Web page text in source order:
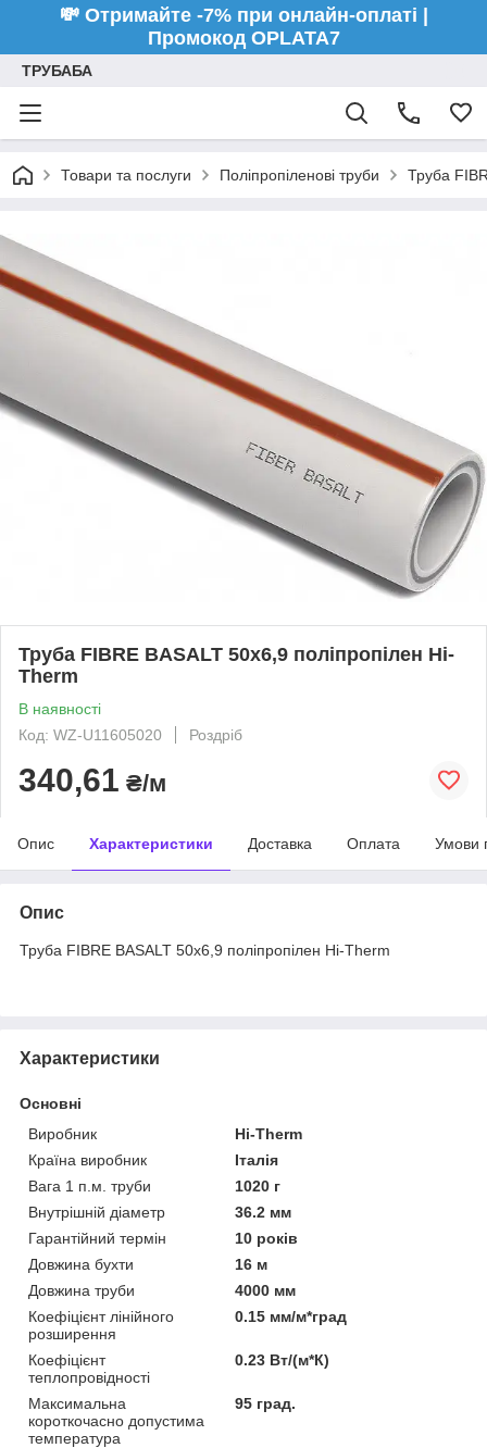
💸 Отримайте -7% при онлайн-оплаті |
Промокод OPLATA7
ТРУБАБА
Товари та послуги Поліпропіленові труби Труба
Труба FIBRE BASALT 50x6,9 поліпропілен Hi-
Therm
В наявності
Код: WZ-U11605020
Роздріб
340,61 ₴/м
Опис Характеристики Доставка Оплата Умови
Опис
Труба FIBRE BASALT 50x6,9 поліпропілен Hi-Therm
Характеристики
Основні
Виробник
Hi-Therm
Країна виробник
Італія
Вага 1 п.м. труби
1020 г
Внутрішній діаметр
36.2 мм
Гарантійний термін
10 років
Довжина бухти
16 м
Довжина труби
4000 мм
Коефіцієнт лінійного
розширення
0.15 мм/м*град
Коефіцієнт
теплопровідності
0.23 Вт/(м*К)
Максимальна
короткочасно допустима
температура
95 град.